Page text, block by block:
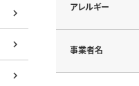
アレルギー
事業者名